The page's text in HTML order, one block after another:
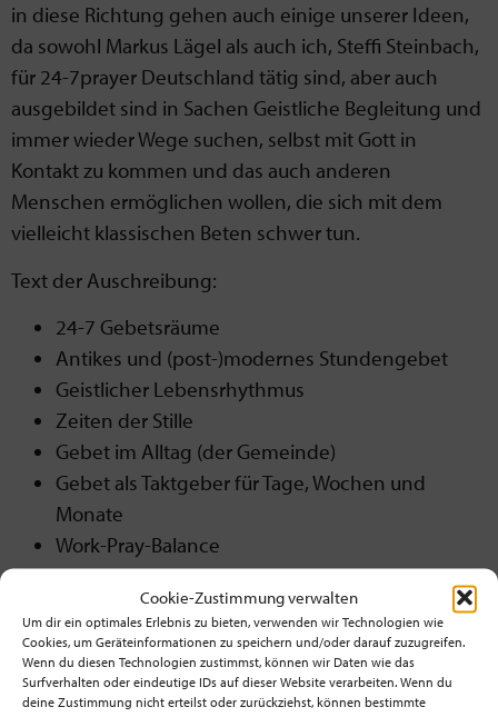
Cookie-Zustimmung verwalten
Um dir ein optimales Erlebnis zu bieten, verwenden wir Technologien wie
Cookies, um Geräteinformationen zu speichern und/oder darauf zuzugreifen.
Wenn du diesen Technologien zustimmst, können wir Daten wie das
Surfverhalten oder eindeutige IDs auf dieser Website verarbeiten. Wenn du
deine Zustimmung nicht erteilst oder zurückziehst, können bestimmte
in diese Richtung gehen auch einige unserer Ideen,
da sowohl Markus Lägel als auch ich, Steffi Steinbach,
für 24-7prayer Deutschland tätig sind, aber auch
ausgebildet sind in Sachen Geistliche Begleitung und
immer wieder Wege suchen, selbst mit Gott in
Kontakt zu kommen und das auch anderen
Menschen ermöglichen wollen, die sich mit dem
vielleicht klassischen Beten schwer tun.
Text der Auschreibung:
24-7 Gebetsräume
Antikes und (post-)modernes Stundengebet
Geistlicher Lebensrhythmus
Zeiten der Stille
Gebet im Alltag (der Gemeinde)
Gebet als Taktgeber für Tage, Wochen und
Monate
Work-Pray-Balance
….
Räume kreativer Spiritualität sind Orte und Plätze –
und ebenso Rhythmen und Phasen. Herzschlag und
Fussabdruck. Puls und Blickwinkel. Fenster im Alltag,
durch die wir den Himmel sehen. Ikonen im